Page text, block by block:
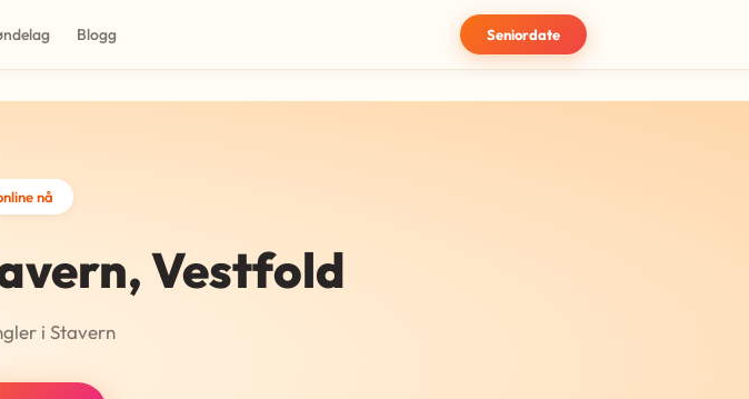
Blogg Seniordate
nå
Vestfold
i Stavern